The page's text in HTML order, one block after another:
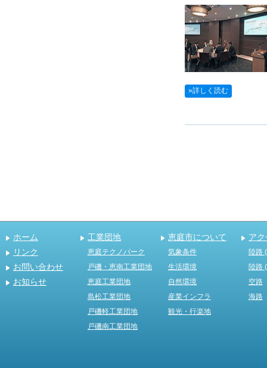
»詳しく読む
ホーム
リンク
お問い合わせ
お知らせ
工業団地
恵庭テクノパーク
戸磯・恵南工業団地
恵庭工業団地
島松工業団地
戸磯軽工業団地
戸磯南工業団地
恵庭市について
気象条件
生活環境
自然環境
産業インフラ
観光・行楽地
ア
陸路
陸路
空路
海路